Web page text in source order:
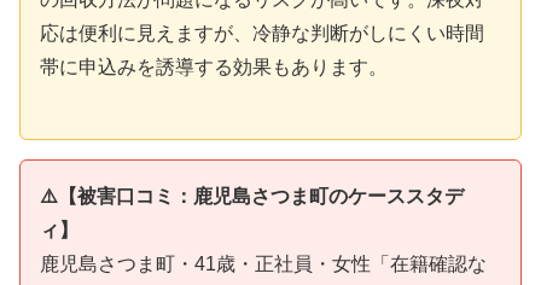
応は便利に見えますが、冷静な判断がしにくい時間
帯に申込みを誘導する効果もあります。
⚠️【被害口コミ：鹿児島さつま町のケーススタデ
ィ】
鹿児島さつま町・41歳・正社員・女性「在籍確認な